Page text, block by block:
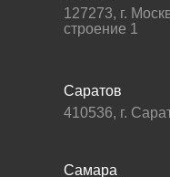
127273, г.
строение 1
Саратов
410536, г.
Самара